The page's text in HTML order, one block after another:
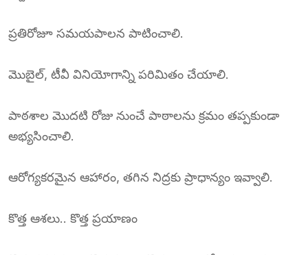
ప్రతిరోజూ సమయపాలన పాటించాలి.
మొబైల్, టీవీ వినియోగాన్ని పరిమితం చేయాలి.
పాఠశాల మొదటి రోజు నుంచే పాఠాలను క్రమం తప్పకుండా
అభ్యసించాలి.
ఆరోగ్యకరమైన ఆహారం, తగిన నిద్రకు ప్రాధాన్యం ఇవ్వాలి.
కొత్త ఆశలు.. కొత్త ప్రయాణం